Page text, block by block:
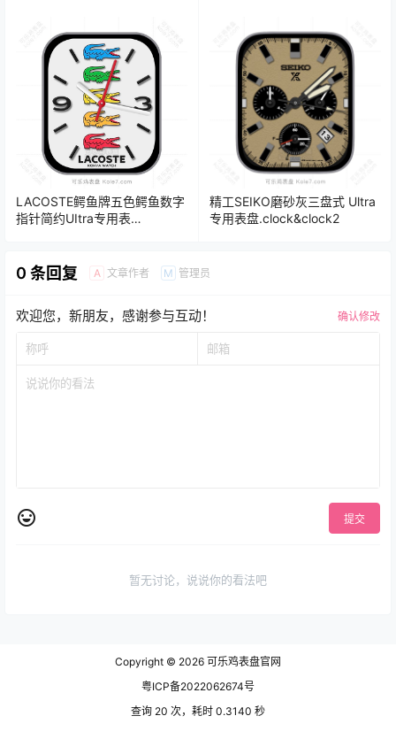
LACOSTE鳄鱼牌五色鳄鱼数字
指针简约UItra专用表
精工SEIKO磨砂灰三盘式 Ultra
专用表盘.clock&clock2
0 条回复 A 文章作者 M 管理员
欢迎您，新朋友，感谢参与互动！ 确认修改
提交
暂无讨论，说说你的看法吧
Copyright © 2026 可乐鸡表盘官网
粤ICP备2022062674号
查询 20 次，耗时 0.3140 秒